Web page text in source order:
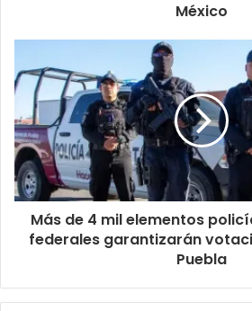
México
Más de 4 mil elementos
federales garantizarán
Puebla